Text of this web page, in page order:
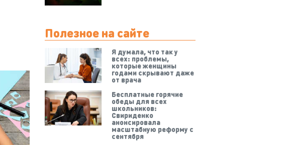
Полезное на сайте
Я думала, что так у
всех: проблемы,
которые женщины
годами скрывают даже
от врача
Бесплатные горячие
обеды для всех
школьников:
Свириденко
анонсировала
масштабную реформу с
сентября